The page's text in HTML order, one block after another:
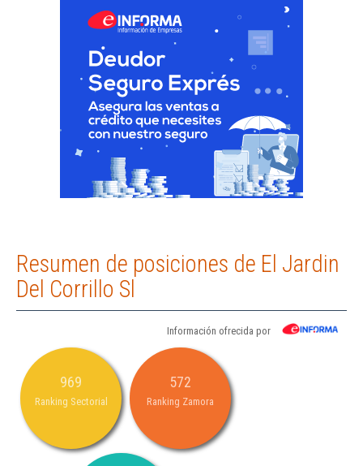
Resumen de posiciones de El Jardin
Del Corrillo Sl
Información ofrecida por
969
Ranking Sectorial
572
Ranking Zamora